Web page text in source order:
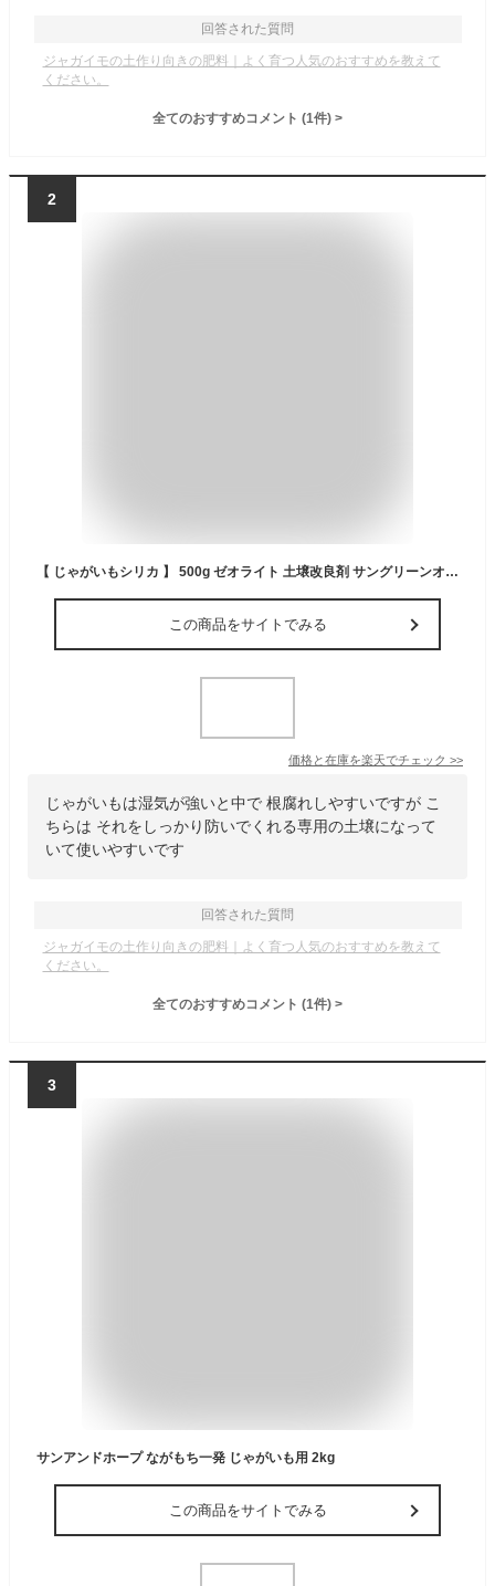
回答された質問
ジャガイモの土作り向きの肥料｜よく育つ人気のおすすめを教えて
ください。
全てのおすすめコメント (1件) >
2
【 じゃがいもシリカ 】 500g ゼオライト 土壌改良剤 サングリーンオリエント 腐敗予防 発芽促進 発根促進
この商品をサイトでみる
価格と在庫を楽天でチェック >>
じゃがいもは湿気が強いと中で 根腐れしやすいですが こ
ちらは それをしっかり防いでくれる専用の土壌になって
いて使いやすいです
回答された質問
ジャガイモの土作り向きの肥料｜よく育つ人気のおすすめを教えて
ください。
全てのおすすめコメント (1件) >
3
サンアンドホープ ながもち一発 じゃがいも用 2kg
この商品をサイトでみる